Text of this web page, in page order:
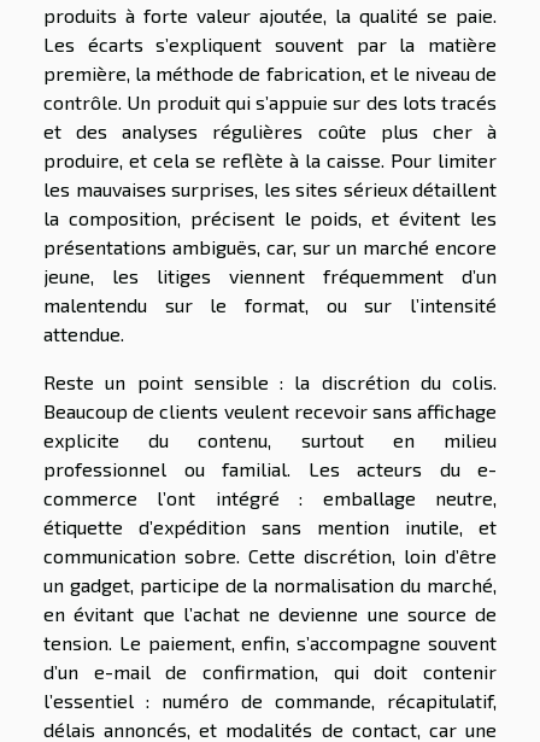
produits à forte valeur ajoutée, la qualité se paie.
Les écarts s’expliquent souvent par la matière
première, la méthode de fabrication, et le niveau de
contrôle. Un produit qui s’appuie sur des lots tracés
et des analyses régulières coûte plus cher à
produire, et cela se reflète à la caisse. Pour limiter
les mauvaises surprises, les sites sérieux détaillent
la composition, précisent le poids, et évitent les
présentations ambiguës, car, sur un marché encore
jeune, les litiges viennent fréquemment d’un
malentendu sur le format, ou sur l’intensité
attendue.
Reste un point sensible : la discrétion du colis.
Beaucoup de clients veulent recevoir sans affichage
explicite du contenu, surtout en milieu
professionnel ou familial. Les acteurs du e-
commerce l’ont intégré : emballage neutre,
étiquette d’expédition sans mention inutile, et
communication sobre. Cette discrétion, loin d’être
un gadget, participe de la normalisation du marché,
en évitant que l’achat ne devienne une source de
tension. Le paiement, enfin, s’accompagne souvent
d’un e-mail de confirmation, qui doit contenir
l’essentiel : numéro de commande, récapitulatif,
délais annoncés, et modalités de contact, car une